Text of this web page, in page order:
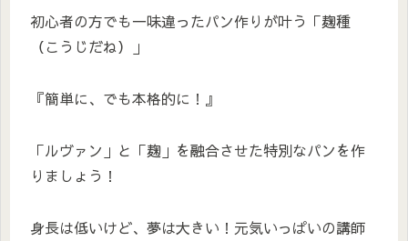
初心者の方でも一味違ったパン作りが叶う「麹種
（こうじだね）」
『簡単に、でも本格的に！』
「ルヴァン」と「麹」を融合させた特別なパンを作
りましょう！
身長は低いけど、夢は大きい！元気いっぱいの講師